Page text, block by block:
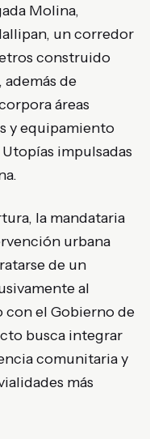
Molina,
un corredor
construido
además de
áreas
y equipamiento
impulsadas
la mandataria
urbana
de un
al
con el Gobierno de
busca integrar
comunitaria y
más